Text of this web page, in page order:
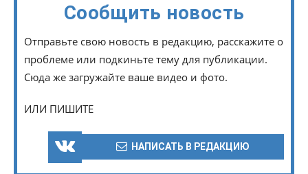
Сообщить новость
Отправьте свою новость в редакцию, расскажите о
проблеме или подкиньте тему для публикации.
Сюда же загружайте ваше видео и фото.
ИЛИ ПИШИТЕ
НАПИСАТЬ В РЕДАКЦИЮ